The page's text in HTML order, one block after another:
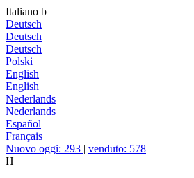
Italiano b
Deutsch
Deutsch
Deutsch
Polski
English
English
Nederlands
Nederlands
Español
Français
Nuovo oggi: 293 | venduto: 578
H